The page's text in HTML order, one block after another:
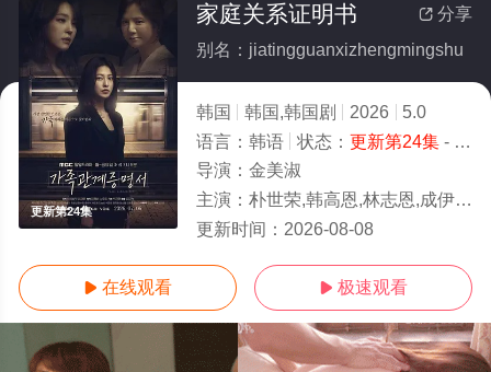
更新第24集
 分享
家庭关系证明书
别名：jiatingguanxizhengmingshu
韩国 韩国,韩国剧 2026
5.0
语言： 韩语 状态： 更新第24集- 免费在线观看
导演： 金美淑
主演： 朴世荣,韩高恩,林志恩,成伊言,朴率拉,徐道永,全胜彬
更新时间： 2026-08-08
 在线观看  极速观看